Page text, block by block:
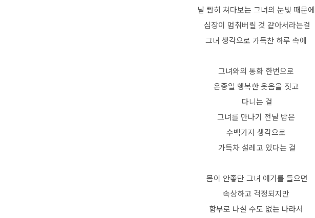
날 빤히 쳐다보는 그녀의 눈빛 때문에
심장이 멈춰버릴 것 같아서라는걸
그녀 생각으로 가득찬 하루 속에
그녀와의 통화 한번으로
온종일 행복한 웃음을 짓고
다니는 걸
그녀를 만나기 전날 밤은
수백가지 생각으로
가득차 설레고 있다는 걸
몸이 안좋단 그녀 얘기를 들으면
속상하고 걱정되지만
함부로 나설 수도 없는 나라서